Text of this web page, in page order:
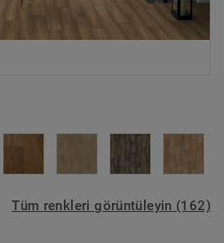
Tüm renkleri görüntüleyin (162)